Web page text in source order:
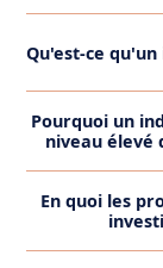
Qu'est-ce
pour refléter
des indices
plus grande
produits
Pourquoi un
niveau élevé
de ses
En quoi les